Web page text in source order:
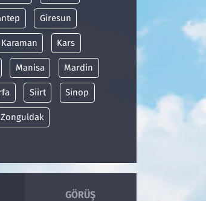
Giresun
Karaman Kars
Manisa Mardin
Siirt Sinop
Zonguldak
GÖRÜŞ